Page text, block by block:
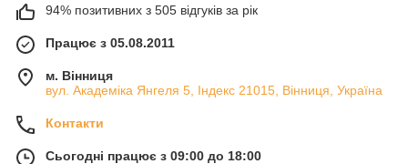
94% позитивних з 505 відгуків за рік
Працює з 05.08.2011
м. Вінниця
вул. Академіка Янгеля 5, Індекс 21015, Вінниця, Україна
Контакти
Сьогодні працює з 09:00 до 18:00